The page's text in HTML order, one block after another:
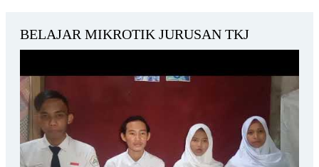
BELAJAR MIKROTIK JURUSAN TKJ